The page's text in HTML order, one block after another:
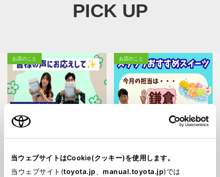
当ウェブサイトはCookie(クッキー)を使用します。
当ウェブサイト(toyota.jp manual.toyota.jp)では
PICK UP
お店のこと
流通センター店🚙皆様の声にお応
お店のこと
🏖流通センター店🏖暑い日にピ
お店のこと お店のこと